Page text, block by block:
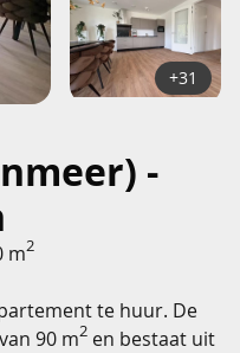
-
m2
+31
te huur. De
90 m2 en bestaat uit